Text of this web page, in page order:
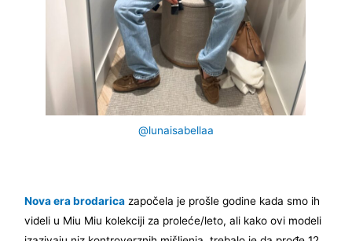
@lunaisabellaa
Nova era brodarica započela je prošle godine kada smo ih
videli u Miu Miu kolekciji za proleće/leto, ali kako ovi modeli